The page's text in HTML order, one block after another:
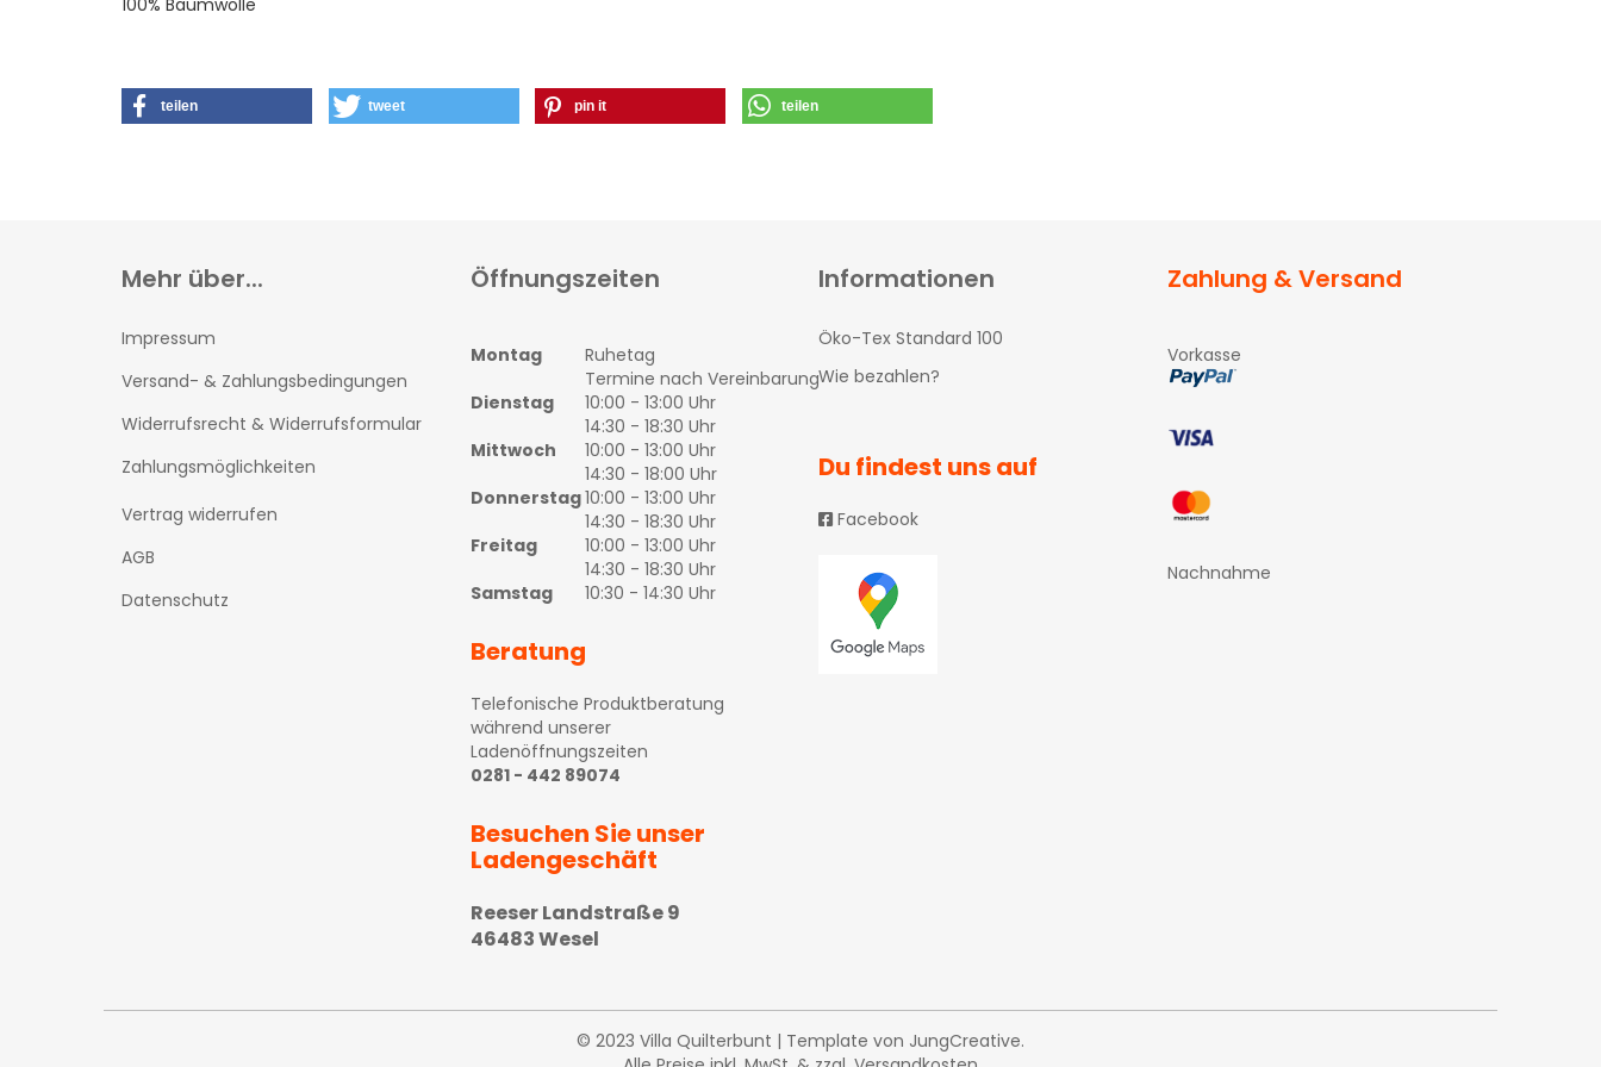
100% Baumwolle
teilen tweet pin it teilen
Mehr über...
Impressum
Versand- & Zahlungsbedingungen
Widerrufsrecht & Widerrufsformular
Zahlungsmöglichkeiten
Vertrag widerrufen
AGB
Datenschutz
Öffnungszeiten
Montag
Ruhetag
Termine nach Vereinbarung
Dienstag
10:00 - 13:00 Uhr
14:30 - 18:30 Uhr
Mittwoch
10:00 - 13:00 Uhr
14:30 - 18:00 Uhr
Donnerstag10:00 - 13:00 Uhr
14:30 - 18:30 Uhr
Freitag
10:00 - 13:00 Uhr
14:30 - 18:30 Uhr
Samstag
10:30 - 14:30 Uhr
Beratung
Telefonische Produktberatung
während unserer
Ladenöffnungszeiten
0281 - 442 89074
Besuchen Sie unser
Ladengeschäft
Reeser Landstraße 9
46483 Wesel
Informationen
Öko-Tex Standard 100
Wie bezahlen?
Du findest uns auf
Facebook
Zahlung & Versand
Vorkasse
Nachnahme
© 2023 Villa Quilterbunt | Template von JungCreative.